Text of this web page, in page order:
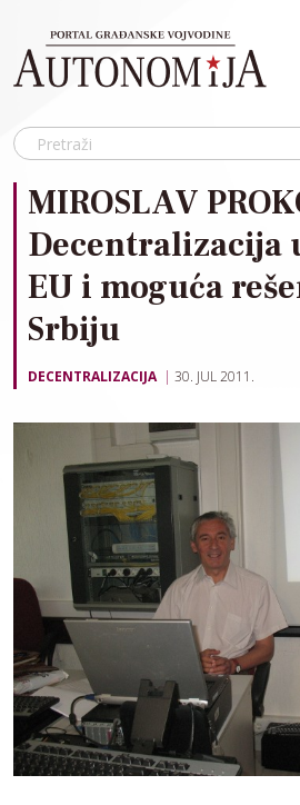
MIROSLAV
Decentralizacija
EU i moguća
Srbiju
DECENTRALIZACIJA 30. JUL 2011.